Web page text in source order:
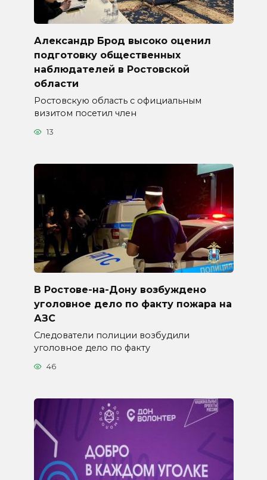
Александр Брод высоко оценил
подготовку общественных
наблюдателей в Ростовской
области
Ростовскую область с официальным
визитом посетил член
13
В Ростове-на-Дону возбуждено
уголовное дело по факту пожара на
АЗС
Следователи полиции возбудили
уголовное дело по факту
46